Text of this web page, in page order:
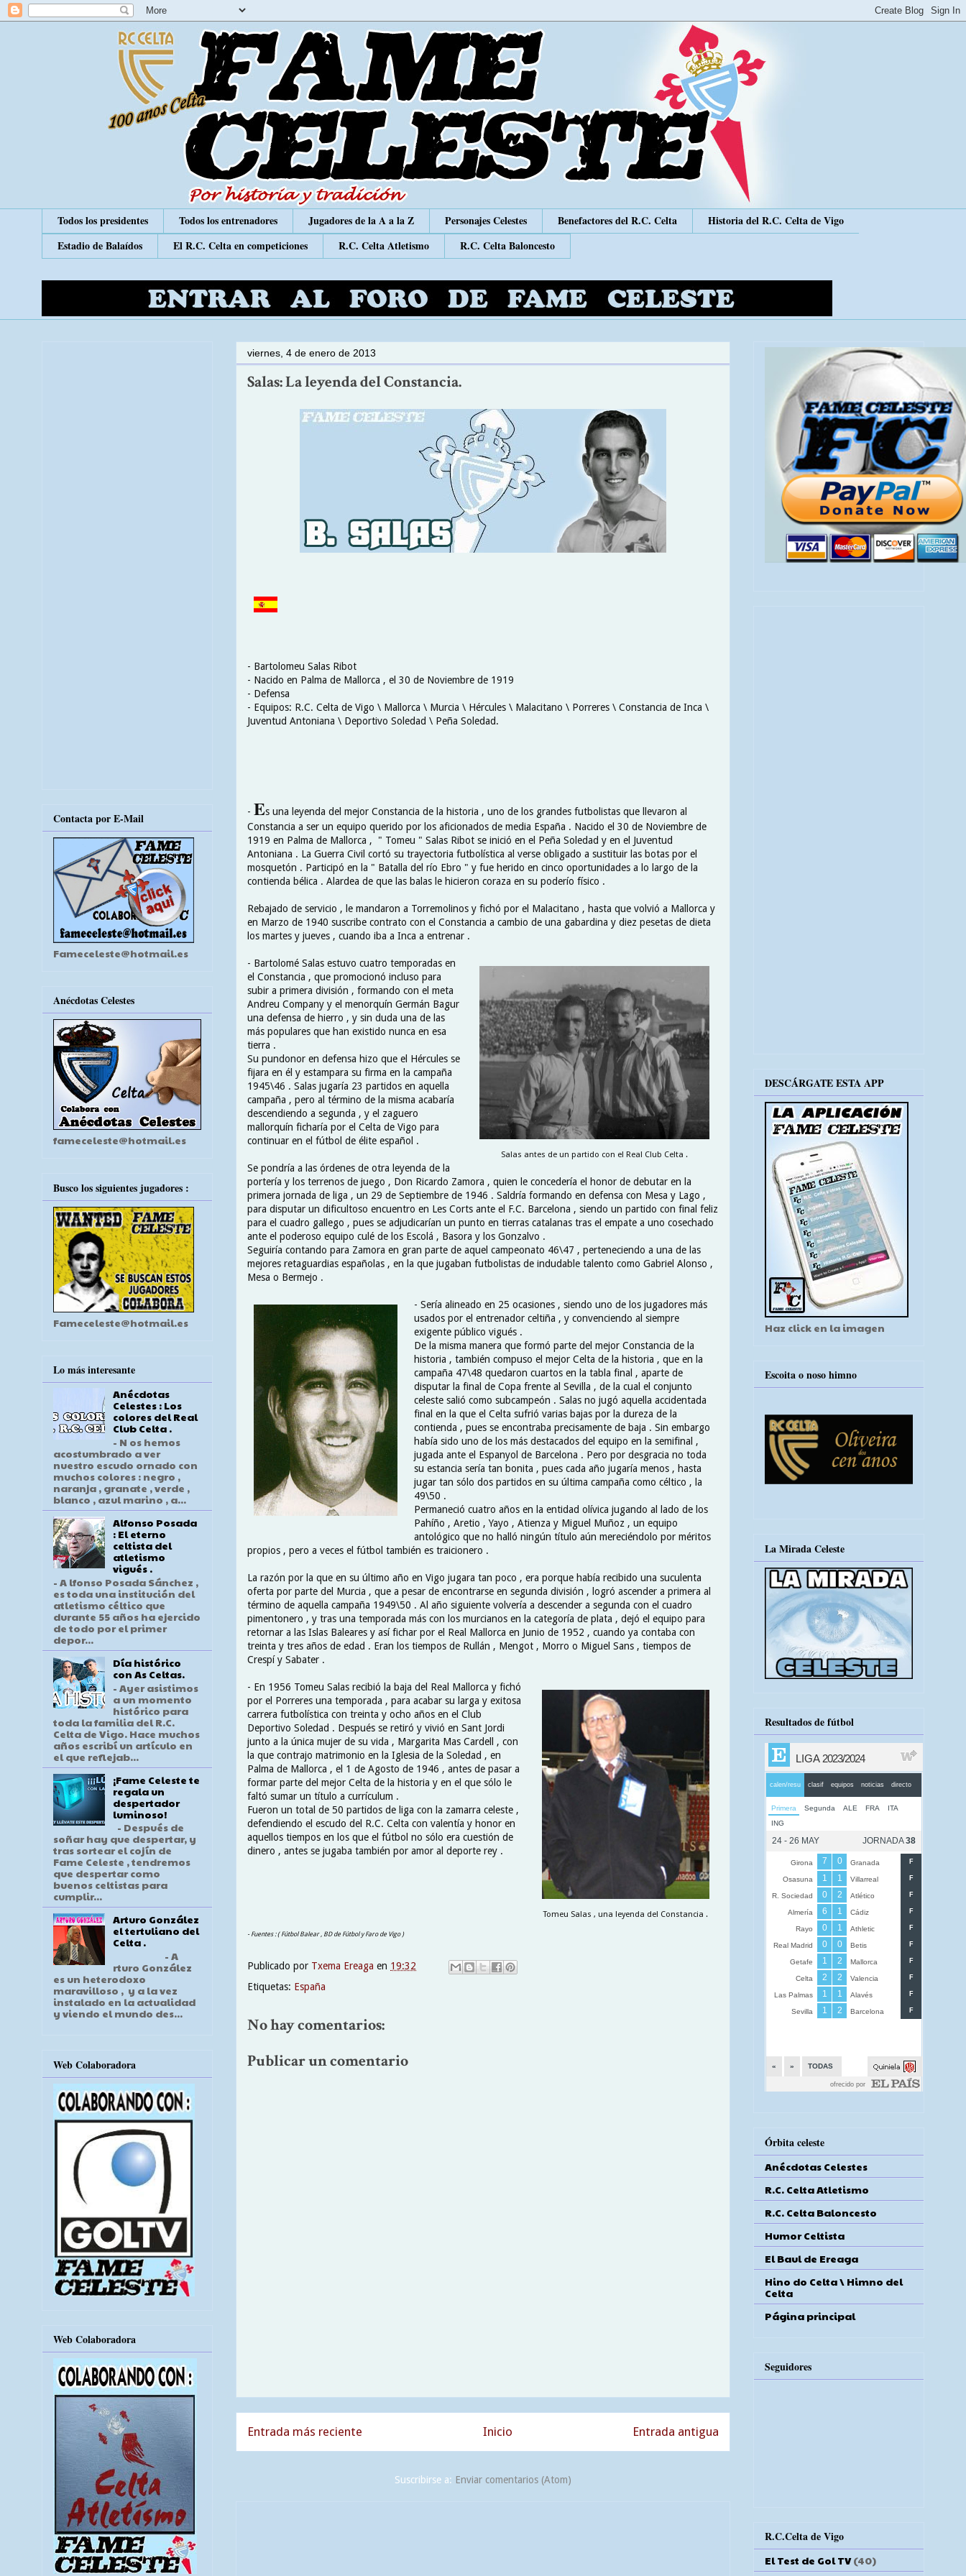
Todos los presidentes Todos los entrenadores Jugadores de la A a la Z Personajes Celestes Benefactores del R.C. Celta
Historia del R.C. Celta de Vigo
Estadio de Balaídos
El R.C. Celta en competiciones R.C. Celta Atletismo R.C. Celta Baloncesto
viernes, 4 de enero de 2013
Salas: La leyenda del Constancia.
- Bartolomeu Salas Ribot
- Nacido en Palma de Mallorca , el 30 de Noviembre de 1919
- Defensa
- Equipos: R.C. Celta de Vigo \ Mallorca \ Murcia \ Hércules \ Malacitano \ Porreres \ Constancia de Inca \
Juventud Antoniana \ Deportivo Soledad \ Peña Soledad.
- Es una leyenda del mejor Constancia de la historia , uno de los grandes futbolistas que llevaron al
Constancia a ser un equipo querido por los aficionados de media España . Nacido el 30 de Noviembre de
1919 en Palma de Mallorca , " Tomeu " Salas Ribot se inició en el Peña Soledad y en el Juventud
Antoniana . La Guerra Civil cortó su trayectoria futbolística al verse obligado a sustituir las botas por el
mosquetón . Participó en la " Batalla del río Ebro " y fue herido en cinco oportunidades a lo largo de la
contienda bélica . Alardea de que las balas le hicieron coraza en su poderío físico .
Rebajado de servicio , le mandaron a Torremolinos y fichó por el Malacitano , hasta que volvió a Mallorca y
en Marzo de 1940 suscribe contrato con el Constancia a cambio de una gabardina y diez pesetas de dieta
los martes y jueves , cuando iba a Inca a entrenar .
Salas antes de un partido con el Real Club Celta .
- Bartolomé Salas estuvo cuatro temporadas en
el Constancia , que promocionó incluso para
subir a primera división , formando con el meta
Andreu Company y el menorquín Germán Bagur
una defensa de hierro , y sin duda una de las
más populares que han existido nunca en esa
tierra .
Su pundonor en defensa hizo que el Hércules se
fijara en él y estampara su firma en la campaña
1945\46 . Salas jugaría 23 partidos en aquella
campaña , pero al término de la misma acabaría
descendiendo a segunda , y el zaguero
mallorquín ficharía por el Celta de Vigo para
continuar en el fútbol de élite español .
Se pondría a las órdenes de otra leyenda de la
portería y los terrenos de juego , Don Ricardo Zamora , quien le concedería el honor de debutar en la
primera jornada de liga , un 29 de Septiembre de 1946 . Saldría formando en defensa con Mesa y Lago ,
para disputar un dificultoso encuentro en Les Corts ante el F.C. Barcelona , siendo un partido con final feliz
para el cuadro gallego , pues se adjudicarían un punto en tierras catalanas tras el empate a uno cosechado
ante el poderoso equipo culé de los Escolá , Basora y los Gonzalvo .
Seguiría contando para Zamora en gran parte de aquel campeonato 46\47 , perteneciendo a una de las
mejores retaguardias españolas , en la que jugaban futbolistas de indudable talento como Gabriel Alonso ,
Mesa o Bermejo .
- Sería alineado en 25 ocasiones , siendo uno de los jugadores más
usados por el entrenador celtiña , y convenciendo al siempre
exigente público vigués .
De la misma manera que formó parte del mejor Constancia de la
historia , también compuso el mejor Celta de la historia , que en la
campaña 47\48 quedaron cuartos en la tabla final , aparte de
disputar la final de Copa frente al Sevilla , de la cual el conjunto
celeste salió como subcampeón . Salas no jugó aquella accidentada
final en la que el Celta sufrió varias bajas por la dureza de la
contienda , pues se encontraba precisamente de baja . Sin embargo
había sido uno de los más destacados del equipo en la semifinal ,
jugada ante el Espanyol de Barcelona . Pero por desgracia no toda
su estancia sería tan bonita , pues cada año jugaría menos , hasta
jugar tan sólo dos partidos en su última campaña como céltico , la
49\50 .
Permaneció cuatro años en la entidad olívica jugando al lado de los
Pahíño , Aretio , Yayo , Atienza y Miguel Muñoz , un equipo
antológico que no halló ningún título aún mereciéndolo por méritos
propios , pero a veces el fútbol también es traicionero .
La razón por la que en su último año en Vigo jugara tan poco , era porque había recibido una suculenta
oferta por parte del Murcia , que a pesar de encontrarse en segunda división , logró ascender a primera al
término de aquella campaña 1949\50 . Al año siguiente volvería a descender a segunda con el cuadro
pimentonero , y tras una temporada más con los murcianos en la categoría de plata , dejó el equipo para
retornar a las Islas Baleares y así fichar por el Real Mallorca en Junio de 1952 , cuando ya contaba con
treinta y tres años de edad . Eran los tiempos de Rullán , Mengot , Morro o Miguel Sans , tiempos de
Crespí y Sabater .
Tomeu Salas , una leyenda del Constancia .
- En 1956 Tomeu Salas recibió la baja del Real Mallorca y fichó
por el Porreres una temporada , para acabar su larga y exitosa
carrera futbolística con treinta y ocho años en el Club
Deportivo Soledad . Después se retiró y vivió en Sant Jordi
junto a la única mujer de su vida , Margarita Mas Cardell , con
la que contrajo matrimonio en la Iglesia de la Soledad , en
Palma de Mallorca , el 1 de Agosto de 1946 , antes de pasar a
formar parte del mejor Celta de la historia y en el que sólo le
faltó sumar un título a currículum .
Fueron un total de 50 partidos de liga con la zamarra celeste ,
defendiendo el escudo del R.C. Celta con valentía y honor en
aquellos tiempos en los que el fútbol no sólo era cuestión de
dinero , antes se jugaba también por amor al deporte rey .
- Fuentes : ( Fútbol Balear , BD de Fútbol y Faro de Vigo )
Publicado por Txema Ereaga en 19:32
Etiquetas: España
No hay comentarios:
Publicar un comentario
Entrada más reciente Entrada antigua
Inicio
Suscribirse a: Enviar comentarios (Atom)
Contacta por E-Mail
Fameceleste@hotmail.es
Anécdotas Celestes
fameceleste@hotmail.es
Busco los siguientes jugadores :
Fameceleste@hotmail.es
Lo más interesante
Anécdotas
Celestes : Los
colores del Real
Club Celta .
- N os hemos
acostumbrado a ver
nuestro escudo ornado con
muchos colores : negro ,
naranja , granate , verde ,
blanco , azul marino , a...
Alfonso Posada
: El eterno
celtista del
atletismo
vigués .
- A lfonso Posada Sánchez ,
es toda una institución del
atletismo céltico que
durante 55 años ha ejercido
de todo por el primer
depor...
Día histórico
con As Celtas.
- Ayer asistimos
a un momento
histórico para
toda la familia del R.C.
Celta de Vigo. Hace muchos
años escribí un artículo en
el que reflejab...
¡Fame Celeste te
regala un
despertador
luminoso!
- Después de
soñar hay que despertar, y
tras sortear el cojín de
Fame Celeste , tendremos
que despertar como
buenos celtistas para
cumplir...
Arturo González
el tertuliano del
Celta .
- A
rturo González
es un heterodoxo
maravilloso , y a la vez
instalado en la actualidad
y viendo el mundo des...
Web Colaboradora
Web Colaboradora
DESCÁRGATE ESTA APP
Haz click en la imagen
Escoita o noso himno
La Mirada Celeste
Resultados de fútbol
Órbita celeste
Anécdotas Celestes
R.C. Celta Atletismo
R.C. Celta Baloncesto
Humor Celtista
El Baul de Ereaga
Hino do Celta \ Himno del
Celta
Página principal
Seguidores
R.C.Celta de Vigo
El Test de Gol TV (40)